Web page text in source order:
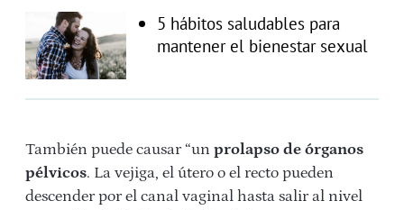
5 hábitos saludables para
mantener el bienestar sexual
También puede causar “un prolapso de órganos
pélvicos. La vejiga, el útero o el recto pueden
descender por el canal vaginal hasta salir al nivel